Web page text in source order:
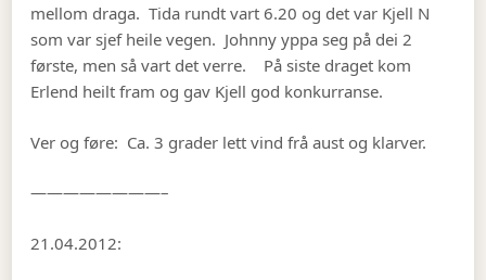
mellom draga. Tida rundt vart 6.20 og det var Kjell N
som var sjef heile vegen. Johnny yppa seg på dei 2
første, men så vart det verre. På siste draget kom
Erlend heilt fram og gav Kjell god konkurranse.
Ver og føre: Ca. 3 grader lett vind frå aust og klarver.
————————–
21.04.2012: